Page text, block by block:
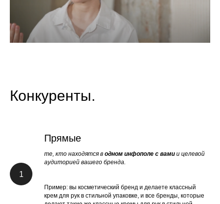
Конкуренты.
1
Прямые
те, кто находятся в одном инфополе с вами и целевой
аудиторией вашего бренда.
Пример: вы косметический бренд и делаете классный
крем для рук в стильной упаковке, и все бренды, которые